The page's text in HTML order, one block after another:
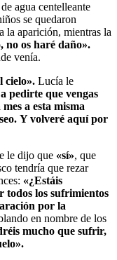
agua centelleante
se quedaron
la aparición, mientras la
no os haré daño».
venía.
cielo». Lucía le
pedirte que vengas
a esta misma
Y volveré aquí por
le dijo que «sí», que
tendría que rezar
«¿Estáis
todos los sufrimientos
por la
en nombre de los
mucho que sufrir,